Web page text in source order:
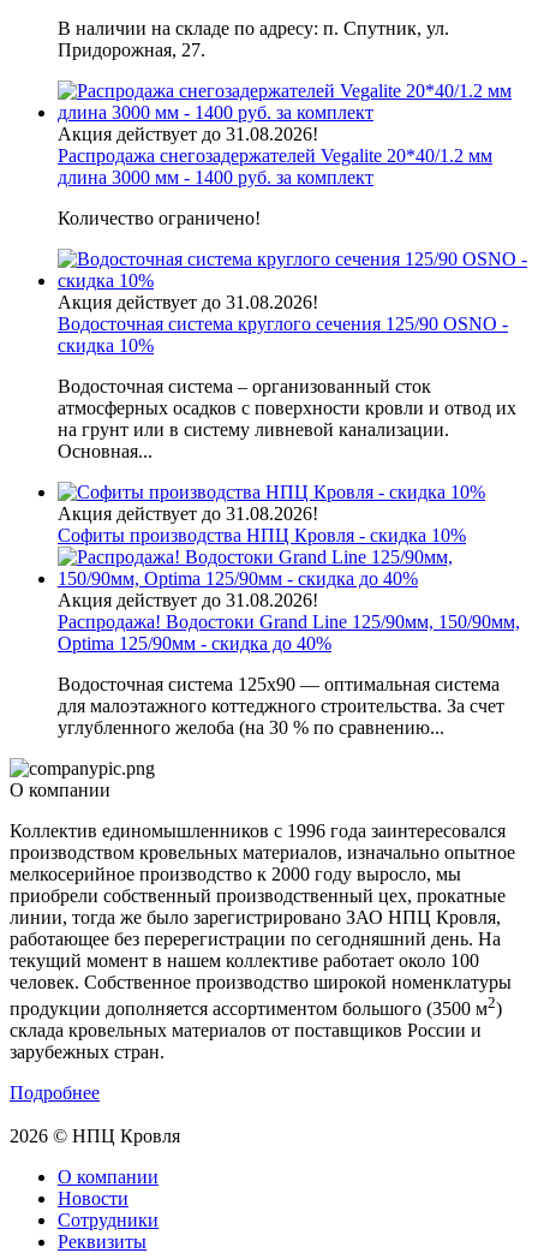
В наличии на складе по адресу: п. Спутник, ул.
Придорожная, 27.
Акция действует до 31.08.2026!
Распродажа снегозадержателей Vegalite 20*40/1.2 мм
длина 3000 мм - 1400 руб. за комплект
Количество ограничено!
Акция действует до 31.08.2026!
Водосточная система круглого сечения 125/90 OSNO -
скидка 10%
Водосточная система – организованный сток
атмосферных осадков с поверхности кровли и отвод их
на грунт или в систему ливневой канализации.
Основная...
Акция действует до 31.08.2026!
Софиты производства НПЦ Кровля - скидка 10%
Акция действует до 31.08.2026!
Распродажа! Водостоки Grand Line 125/90мм, 150/90мм,
Optima 125/90мм - скидка до 40%
Водосточная система 125х90 — оптимальная система
для малоэтажного коттеджного строительства. За счет
углубленного желоба (на 30 % по сравнению...
О компании
Коллектив единомышленников с 1996 года заинтересовался
производством кровельных материалов, изначально опытное
мелкосерийное производство к 2000 году выросло, мы
приобрели собственный производственный цех, прокатные
линии, тогда же было зарегистрировано ЗАО НПЦ Кровля,
работающее без перерегистрации по сегодняшний день. На
текущий момент в нашем коллективе работает около 100
человек. Собственное производство широкой номенклатуры
продукции дополняется ассортиментом большого (3500 м2)
склада кровельных материалов от поставщиков России и
зарубежных стран.
Подробнее
2026 © НПЦ Кровля
О компании
Новости
Сотрудники
Реквизиты